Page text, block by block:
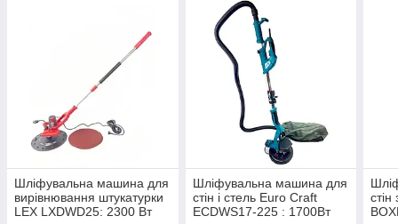
Шліфувальна машина для
вирівнювання штукатурки
LEX LXDWD25: 2300 Вт
Шліфувальна машина для
стін і стель Euro Craft
ECDWS17-225 : 1700Вт
стін